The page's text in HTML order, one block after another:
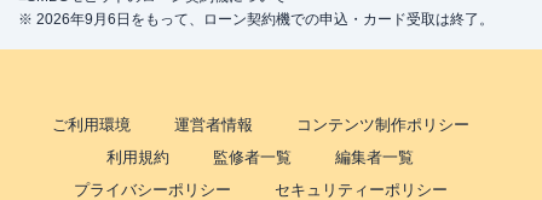
※ 2026年9月6日をもって、ローン契約機での申込・カード受取は終了。
ご利用環境 運営者情報
コンテンツ制作ポリシー
利用規約
監修者一覧
編集者一覧
プライバシーポリシー
セキュリティーポリシー